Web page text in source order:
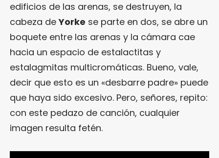
edificios de las arenas, se destruyen, la
cabeza deYorke se parte en dos, se abre un
boquete entre las arenas y la cámara cae
hacia un espacio de estalactitas y
estalagmitas multicromáticas. Bueno, vale,
decir que esto es un «desbarre padre» puede
que haya sido excesivo. Pero, señores, repito:
con este pedazo de canción, cualquier
imagen resulta fetén.